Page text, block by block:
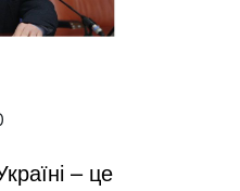
– це